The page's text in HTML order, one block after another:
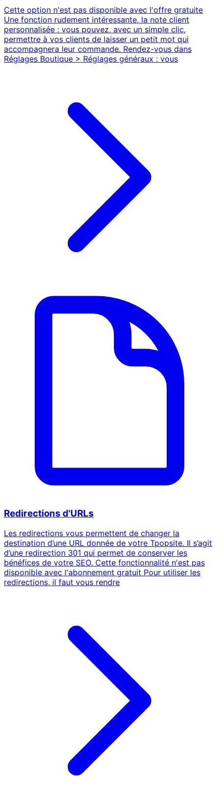
Cette option n'est pas disponible avec l'offre gratuite
Une fonction rudement intéressante, la note client
personnalisée : vous pouvez, avec un simple clic,
permettre à vos clients de laisser un petit mot qui
accompagnera leur commande. Rendez-vous dans
Réglages Boutique > Réglages généraux : vous
Redirections d'URLs
Les redirections vous permettent de changer la
destination d’une URL donnée de votre Tpopsite. Il s’agit
d’une redirection 301 qui permet de conserver les
bénéfices de votre SEO. Cette fonctionnalité n'est pas
disponible avec l'abonnement gratuit Pour utiliser les
redirections, il faut vous rendre